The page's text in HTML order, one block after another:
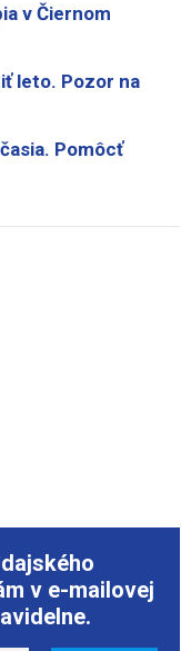
v Čiernom
leto. Pozor na
Pomôcť
v e-mailovej